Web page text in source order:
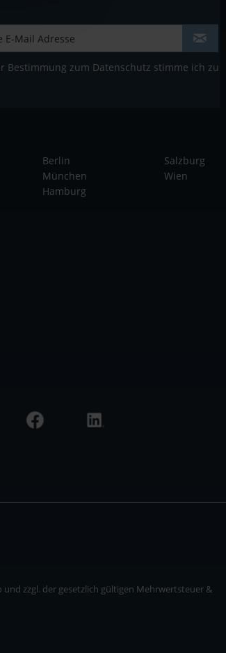
Bestimmung zum Datenschutz stimme ich zu
Berlin
München
Hamburg
Salzburg
Wien
zzgl. der gesetzlich gültigen Mehrwertsteuer &